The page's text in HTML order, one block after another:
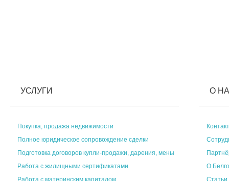
УСЛУГИ
Покупка, продажа недвижимости
Полное юридическое сопровождение сделки
Подготовка договоров купли-продажи, дарения, мены
Работа с жилищными сертификатами
Работа с материнским капиталом
О
О
Статьи